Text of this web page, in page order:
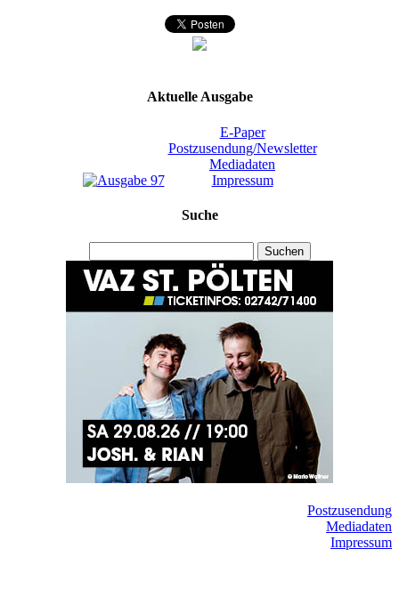
Aktuelle Ausgabe
E-Paper
Postzusendung/Newsletter
Mediadaten
Impressum
Suche
Suchen
Postzusendung
Mediadaten
Impressum